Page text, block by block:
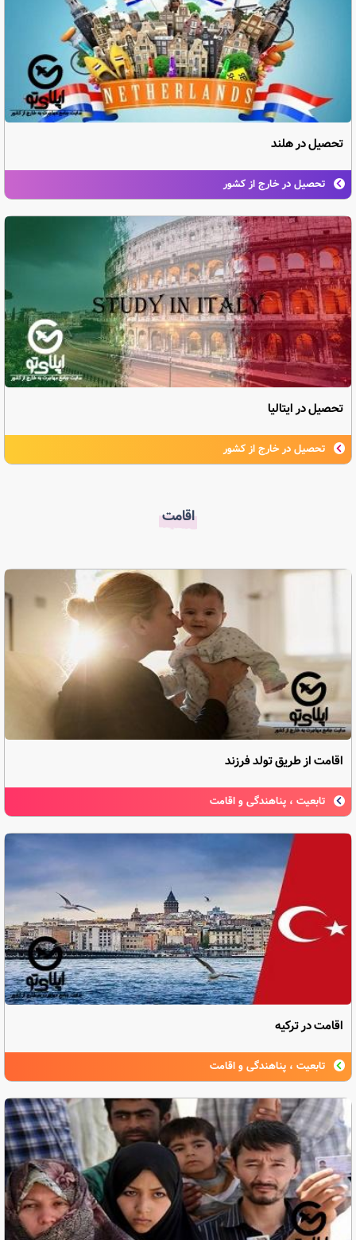
تحصیل در هلند
تحصیل در خارج از کشور
تحصیل در ایتالیا
تحصیل در خارج از کشور
اقامت
اقامت از طریق تولد فرزند
تابعیت ، پناهندگی و اقامت
اقامت در ترکیه
تابعیت ، پناهندگی و اقامت